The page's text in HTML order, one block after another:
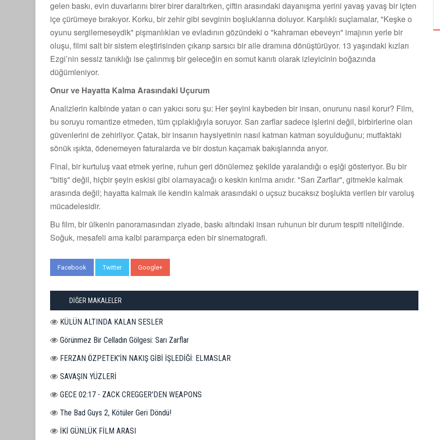
gelen baskı, evin duvarlarını birer birer daraltırken, çiftin arasındaki dayanışma yerini yavaş yavaş bir içten
içe çürümeye bırakıyor. Korku, bir zehir gibi sevginin boşluklarına doluyor. Karşılıklı suçlamalar, "Keşke o
oyunu sergilemeseydik" pişmanlıkları ve evladının gözündeki o "kahraman ebeveyn" imajının yerle bir
oluşu, filmi salt bir sistem eleştirisinden çıkarıp sarsıcı bir aile dramına dönüştürüyor. 13 yaşındaki kızları
Ezgi’nin sessiz tanıklığı ise çalınmış bir geleceğin en somut kanıtı olarak izleyicinin boğazında
düğümleniyor.
Onur ve Hayatta Kalma Arasındaki Uçurum
Analizlerin kalbinde yatan o can yakıcı soru şu: Her şeyini kaybeden bir insan, onurunu nasıl korur? Film,
bu soruyu romantize etmeden, tüm çıplaklığıyla soruyor. Sarı zarflar sadece işlerini değil, birbirlerine olan
güvenlerini de zehirliyor. Çatak, bir insanın haysiyetinin nasıl katman katman soyulduğunu; mutfaktaki
sönük ışıkta, ödenemeyen faturalarda ve bir dostun kaçamak bakışlarında arıyor.
Final, bir kurtuluş vaat etmek yerine, ruhun geri dönülemez şekilde yaralandığı o eşiği gösteriyor. Bu bir
"bitiş" değil, hiçbir şeyin eskisi gibi olamayacağı o keskin kırılma anıdır. "Sarı Zarflar", gitmekle kalmak
arasında değil; hayatta kalmak ile kendin kalmak arasındaki o uçsuz bucaksız boşlukta verilen bir varoluş
mücadelesidir.
Bu film, bir ülkenin panoramasından ziyade, baskı altındaki insan ruhunun bir durum tespiti niteliğinde.
Soğuk, mesafeli ama kalbi paramparça eden bir sinematografi.
Facebook Twitter Google+
DİĞER MAKALELER
KÜLÜN ALTINDA KALAN SESLER
Görünmez Bir Celladın Gölgesi: Sarı Zarflar
FERZAN ÖZPETEK'İN NAKIŞ GİBİ İŞLEDİĞİ: ELMASLAR
SAVAŞIN YÜZLERİ
GECE 02:17 - ZACK CREGGER'DEN WEAPONS
The Bad Guys 2, Kötüler Geri Döndü!
İKİ GÜNLÜK FİLM ARASI
ÖZPETEK VE VAHİDE PERÇİN'İN